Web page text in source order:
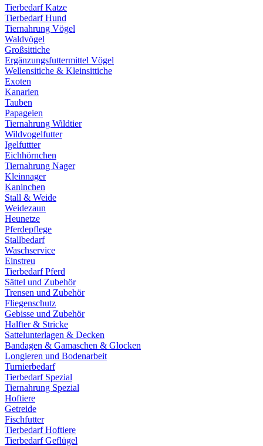
Tierbedarf Katze
Tierbedarf Hund
Tiernahrung Vögel
Waldvögel
Großsittiche
Ergänzungsfuttermittel Vögel
Wellensitiche & Kleinsittiche
Exoten
Kanarien
Tauben
Papageien
Tiernahrung Wildtier
Wildvogelfutter
Igelfuttter
Eichhörnchen
Tiernahrung Nager
Kleinnager
Kaninchen
Stall & Weide
Weidezaun
Heunetze
Pferdepflege
Stallbedarf
Waschservice
Einstreu
Tierbedarf Pferd
Sättel und Zubehör
Trensen und Zubehör
Fliegenschutz
Gebisse und Zubehör
Halfter & Stricke
Sattelunterlagen & Decken
Bandagen & Gamaschen & Glocken
Longieren und Bodenarbeit
Turnierbedarf
Tierbedarf Spezial
Tiernahrung Spezial
Hoftiere
Getreide
Fischfutter
Tierbedarf Hoftiere
Tierbedarf Geflügel